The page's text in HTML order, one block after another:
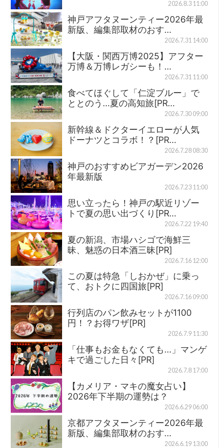
2026.8.3 11:00
神戸アフタヌーンティー2026年最
新版、編集部取材のおす…
2026.7.31 14:00
【大阪・関西万博2025】アフター
万博＆万博レガシーも！…
2026.7.31 11:00
食べてほぐして「仁淀ブルー」で
ととのう…夏の高知旅[PR…
2026.7.30 09:00
新幹線＆ドクターイエローが人気
ドーナツとコラボ！？[PR…
2026.7.28 08:30
神戸のおすすめビアガーデン2026
年最新版
2026.7.23 11:00
思い立ったら！神戸の駅近リゾー
トで夏の思い出づくり[PR…
2026.7.22 19:40
夏の新潟、市場ハシゴで海鮮三
昧、魅惑の日本酒三昧[PR]
2026.7.16 12:00
この夏は特急「しおかぜ」に乗っ
て、おトクに四国旅[PR]
2026.7.16 09:00
行列店のパン飲みセットが1100
円！？お得ワザ[PR]
2026.7.9 11:30
「仕事もお金もなくても…」マンゲ
キで過ごした日々[PR]
2026.7.8 17:00
【カメリア・マキの魔女占い】
2026年下半期の運勢は？
2026.6.29 06:00
京都アフタヌーンティー2026年最
新版、編集部取材のおす…
2026.6.19 13:00